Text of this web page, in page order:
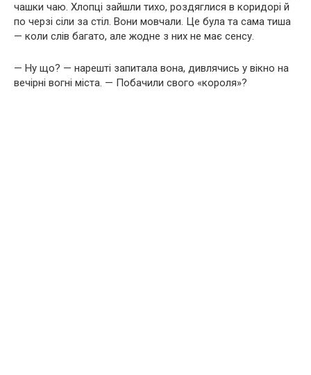
чашки чаю. Хлопці зайшли тихо, роздяглися в коридорі й
по черзі сіли за стіл. Вони мовчали. Це була та сама тиша
— коли слів багато, але жодне з них не має сенсу.
— Ну що? — нарешті запитала вона, дивлячись у вікно на
вечірні вогні міста. — Побачили свого «короля»?